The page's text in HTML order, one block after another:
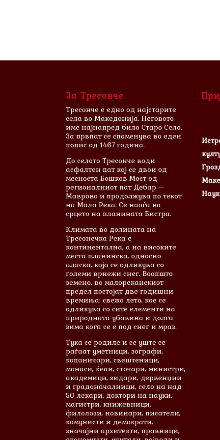
За Тресонче
Тресонче е едно од најстарите
села во Македонија. Неговото
име најнапред било Старо Село.
За првпат се споменува во еден
попис од 1467 година.
До селото Тресонче води
асфалтен пат кој се двои од
месноста Бошков Мост од
регионалниот пат Дебар —
Маврово и продолжува по текот
на Мала Река. Се наоѓа во
срцето на планината Бистра.
Климата во долината на
Тресонечка Река е
континентална, а на високите
места планинска, односно
алпска, која се одликува со
големи врнежи снег. Воопшто
земено, во малореканскиот
предел постојат две годишни
времиња: свежо лето, кое се
одликува со сите елементи на
природната убавина и долга
зима кога се е под снег и мраз.
Тука се родиле и сe уште се
раѓаат уметници, зографи,
копаничари, свештеници,
монаси, ќеаи, сточари, министри,
академици, ѕидари, дервенџии
и градоначалници, село на над
50 лекари, доктори на науки,
магистри, книжевници,
филолози, новинари, писатели,
комунисти и демократи,
значајни архитекти, правници,